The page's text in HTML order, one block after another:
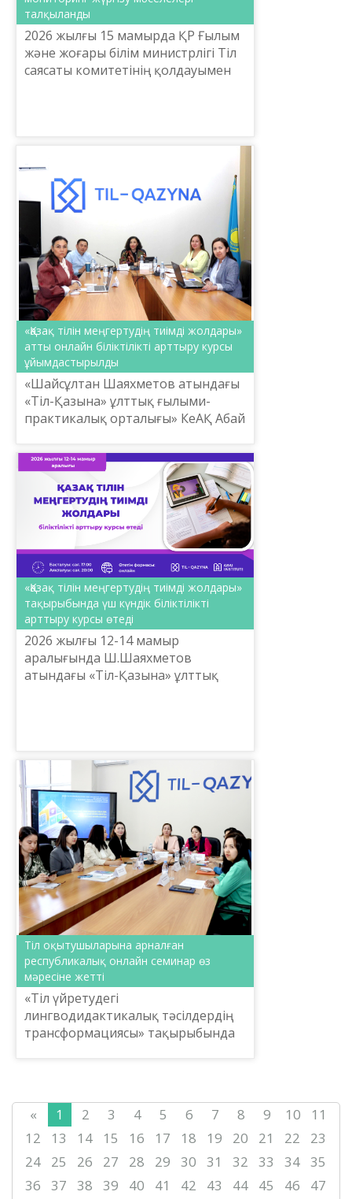
талқыланды
2026 жылғы 15 мамырда ҚР Ғылым
және жоғары білім министрлігі Тіл
саясаты комитетінің қолдауымен
«Қазақ тілін меңгертудің тиімді жолдары»
атты онлайн біліктілікті арттыру курсы
ұйымдастырылды
«Шайсұлтан Шаяхметов атындағы
«Тіл-Қазына» ұлттық ғылыми-
практикалық орталығы» КеАҚ Абай
12-14 мамыр аралығында «Қазақ
тілін меңгертудің тиімді жо...
«Қазақ тілін меңгертудің тиімді жолдары»
тақырыбында үш күндік біліктілікті
арттыру курсы өтеді
2026 жылғы 12-14 мамыр
аралығында Ш.Шаяхметов
атындағы «Тіл-Қазына» ұлттық
Тіл оқытушыларына арналған
республикалық онлайн семинар өз
мәресіне жетті
«Тіл үйретудегі
лингводидактикалық тәсілдердің
трансформациясы» тақырыбында
орталықтарының оқытушыла...
« 1 2 3 4 5 6 7 8 9 10
11
12
13 14 15 16 17 18 19 20 21 22
23
24
25 26 27 28 29 30 31 32 33 34 35
36
37 38 39 40 41 42 43 44 45 46
47